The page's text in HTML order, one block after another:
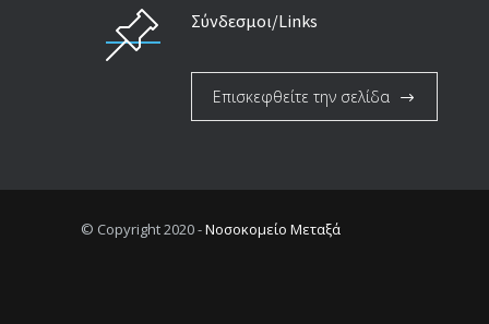
Σύνδεσμοι/Links
Επισκεφθείτε την σελίδα
© Copyright 2020 -Νοσοκομείο Μεταξά